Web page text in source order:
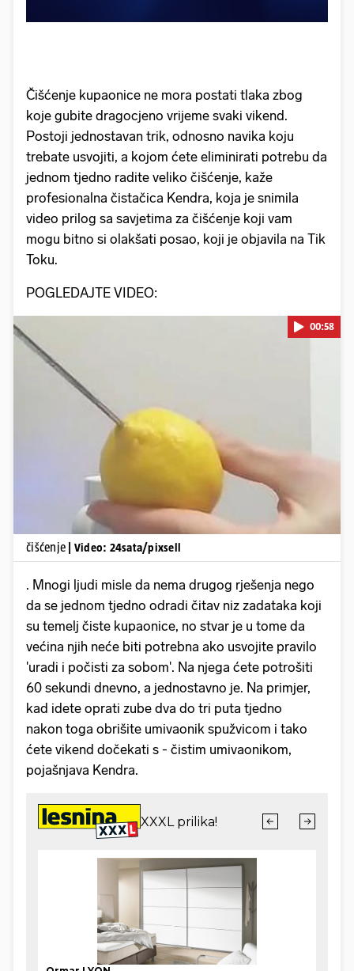
Čišćenje kupaonice ne mora postati tlaka zbog
koje gubite dragocjeno vrijeme svaki vikend.
Postoji jednostavan trik, odnosno navika koju
trebate usvojiti, a kojom ćete eliminirati potrebu da
jednom tjedno radite veliko čišćenje, kaže
profesionalna čistačica Kendra, koja je snimila
video prilog sa savjetima za čišćenje koji vam
mogu bitno si olakšati posao, koji je objavila na Tik
Toku.
POGLEDAJTE VIDEO:
Pokretanje videa...
00:58
čišćenje | Video: 24sata/pixsell
. Mnogi ljudi misle da nema drugog rješenja nego
da se jednom tjedno odradi čitav niz zadataka koji
su temelj čiste kupaonice, no stvar je u tome da
većina njih neće biti potrebna ako usvojite pravilo
'uradi i počisti za sobom'. Na njega ćete potrošiti
60 sekundi dnevno, a jednostavno je. Na primjer,
kad idete oprati zube dva do tri puta tjedno
nakon toga obrišite umivaonik spužvicom i tako
ćete vikend dočekati s - čistim umivaonikom,
pojašnjava Kendra.